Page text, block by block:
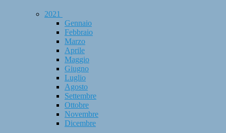
2021
Gennaio
Febbraio
Marzo
Aprile
Maggio
Giugno
Luglio
Agosto
Settembre
Ottobre
Novembre
Dicembre